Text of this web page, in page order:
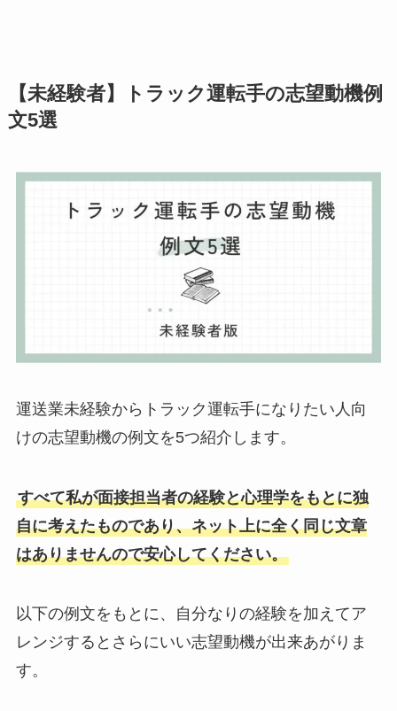
【未経験者】トラック運転手の志望動機例
文5選
運送業未経験からトラック運転手になりたい人向
けの志望動機の例文を5つ紹介します。
すべて私が面接担当者の経験と心理学をもとに独
自に考えたものであり、ネット上に全く同じ文章
はありませんので安心してください。
以下の例文をもとに、自分なりの経験を加えてア
レンジするとさらにいい志望動機が出来あがりま
す。